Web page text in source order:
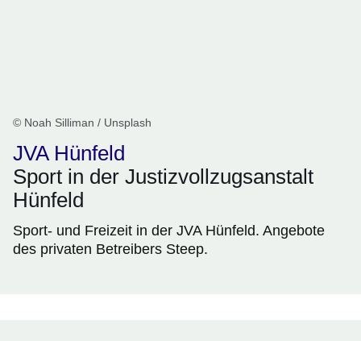
© Noah Silliman / Unsplash
JVA Hünfeld
Sport in der Justizvollzugsanstalt
Hünfeld
Sport- und Freizeit in der JVA Hünfeld. Angebote
des privaten Betreibers Steep.